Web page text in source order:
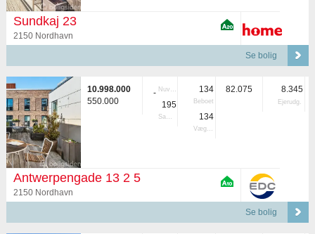
Sundkaj 23
2150 Nordhavn
Se bolig
10.998.000
550.000
- Nuvær.
195
Samlet
134
Beboet
134
Vægtet
82.075 8.345
Ejerudg.
Antwerpengade 13 2 5
2150 Nordhavn
Se bolig